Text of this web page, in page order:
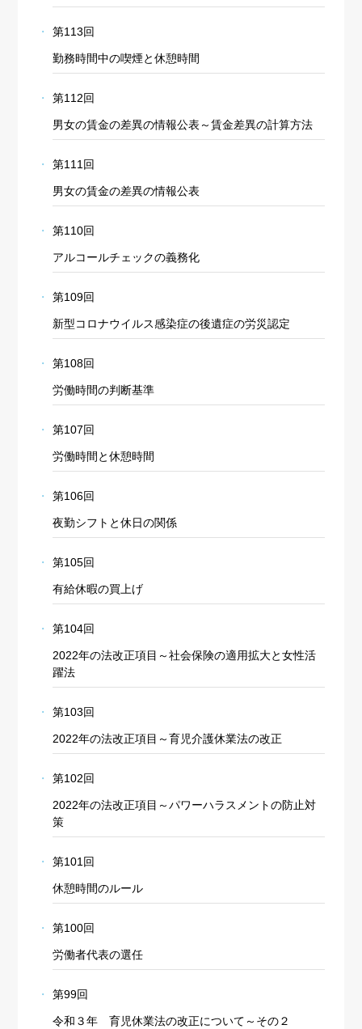
第113回
勤務時間中の喫煙と休憩時間
第112回
男女の賃金の差異の情報公表～賃金差異の計算方法
第111回
男女の賃金の差異の情報公表
第110回
アルコールチェックの義務化
第109回
新型コロナウイルス感染症の後遺症の労災認定
第108回
労働時間の判断基準
第107回
労働時間と休憩時間
第106回
夜勤シフトと休日の関係
第105回
有給休暇の買上げ
第104回
2022年の法改正項目～社会保険の適用拡大と女性活
躍法
第103回
2022年の法改正項目～育児介護休業法の改正
第102回
2022年の法改正項目～パワーハラスメントの防止対
策
第101回
休憩時間のルール
第100回
労働者代表の選任
第99回
令和３年 育児休業法の改正について～その２